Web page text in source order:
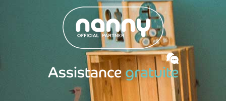
Assistance gratuite